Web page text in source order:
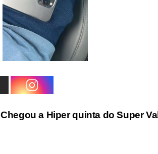
Chegou a Hiper quinta do Super